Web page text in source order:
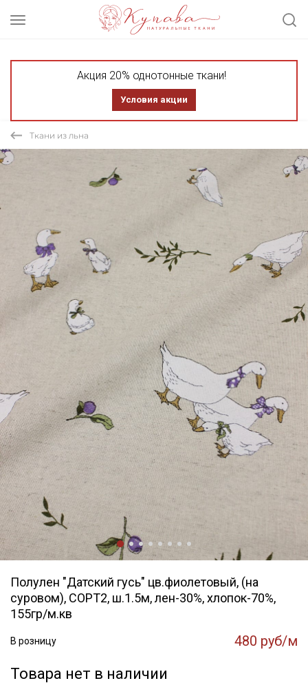
Акция 20% однотонные ткани!
Условия акции
Ткани из льна
Полулен "Датский гусь" цв.фиолетовый, (на
суровом), СОРТ2, ш.1.5м, лен-30%, хлопок-70%,
155гр/м.кв
В розницу 480 руб/м
Товара нет в наличии